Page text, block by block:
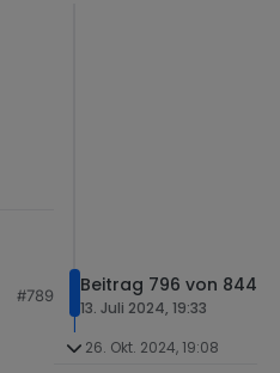
#789 Beitrag 796 von 844
13. Juli 2024, 19:33
26. Okt. 2024, 19:08